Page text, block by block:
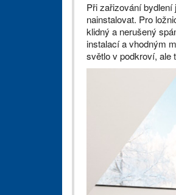
Při zařizování
nainstalovat. Pro
klidný a nerušený
instalací a vhodným
světlo v podkroví, ale